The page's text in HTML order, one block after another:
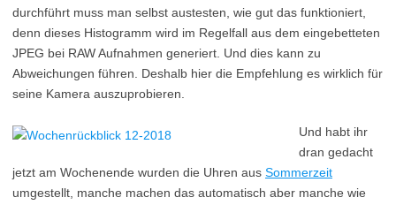
durchführt muss man selbst austesten, wie gut das funktioniert,
denn dieses Histogramm wird im Regelfall aus dem eingebetteten
JPEG bei RAW Aufnahmen generiert. Und dies kann zu
Abweichungen führen. Deshalb hier die Empfehlung es wirklich für
seine Kamera auszuprobieren.
Und habt ihr
dran gedacht
jetzt am Wochenende wurden die Uhren aus Sommerzeit
umgestellt, manche machen das automatisch aber manche wie